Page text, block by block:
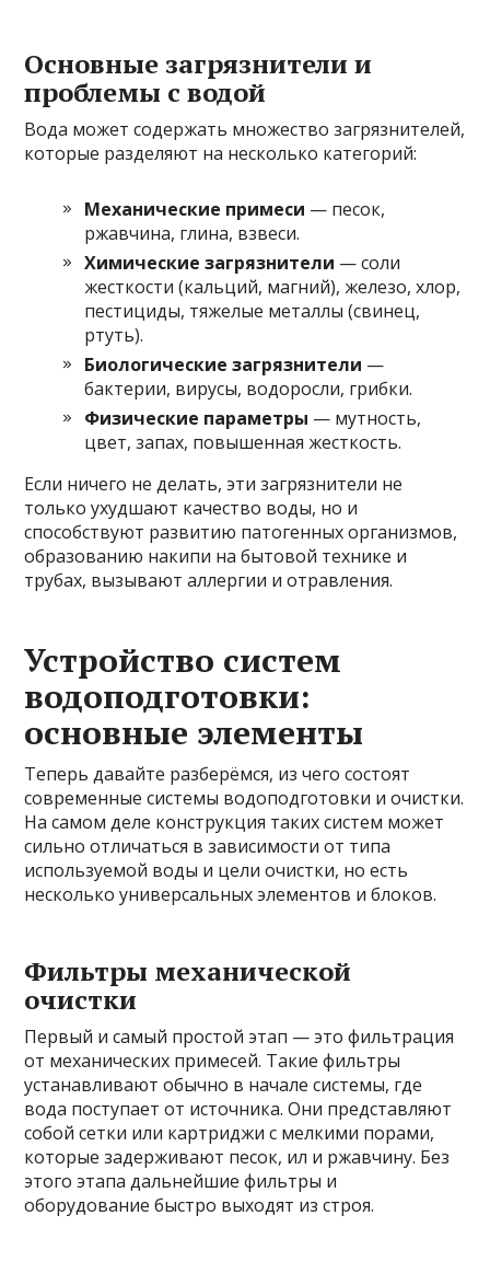
Основные загрязнители и
проблемы с водой
Вода может содержать множество загрязнителей,
которые разделяют на несколько категорий:
Механические примеси — песок,
ржавчина, глина, взвеси.
Химические загрязнители — соли
жесткости (кальций, магний), железо, хлор,
пестициды, тяжелые металлы (свинец,
ртуть).
Биологические загрязнители —
бактерии, вирусы, водоросли, грибки.
Физические параметры — мутность,
цвет, запах, повышенная жесткость.
Если ничего не делать, эти загрязнители не
только ухудшают качество воды, но и
способствуют развитию патогенных организмов,
образованию накипи на бытовой технике и
трубах, вызывают аллергии и отравления.
Устройство систем
водоподготовки:
основные элементы
Теперь давайте разберёмся, из чего состоят
современные системы водоподготовки и очистки.
На самом деле конструкция таких систем может
сильно отличаться в зависимости от типа
используемой воды и цели очистки, но есть
несколько универсальных элементов и блоков.
Фильтры механической
очистки
Первый и самый простой этап — это фильтрация
от механических примесей. Такие фильтры
устанавливают обычно в начале системы, где
вода поступает от источника. Они представляют
собой сетки или картриджи с мелкими порами,
которые задерживают песок, ил и ржавчину. Без
этого этапа дальнейшие фильтры и
оборудование быстро выходят из строя.